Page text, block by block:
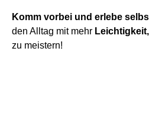
Komm vorbei und erlebe
den Alltag mit mehr
zu meistern!